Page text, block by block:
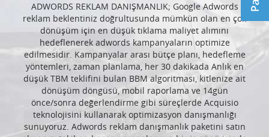
ADWORDS REKLAM DANIŞMANLIK; Google Adwords
reklam beklentiniz doğrultusunda mümkün olan en çok
dönüşüm için en düşük tıklama maliyet alımını
hedeflenerek adwords kampanyaların optimize
edilmesidir. Kampanyalar arası bütçe planı, hedefleme
yöntemleri, zaman planlama, her 30 dakikada Anlık en
düşük TBM teklifini bulan BBM algoritması, kitlenize ait
dönüşüm döngüsü, mobil raporlama ve 14gün
önce/sonra değerlendirme gibi süreçlerde Acquisio
teknolojisini kullanarak optimizasyon danışmanlığı
sunuyoruz. Adwords reklam danışmanlık paketini satın